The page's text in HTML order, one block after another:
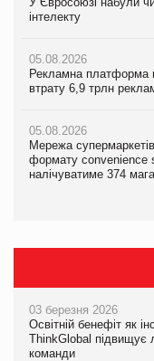
інтелекту
05.08.2026
Рекламна платформа
втрату 6,9 трлн
05.08.2026
Мережа
формату convenience
налічуватиме 374
Смачне поповнення
05.08.2026
Сергій Лісунов про
04.08.2026
Через атаку РФ у
Millennium
інтелекту
05.08.2026
Рекламна платформа
втрату 6,9 трлн
05.08.2026
Adidas витратила
03 березня 2026
Освітній бенефіт як
ThinkGlobal підвищує
команди